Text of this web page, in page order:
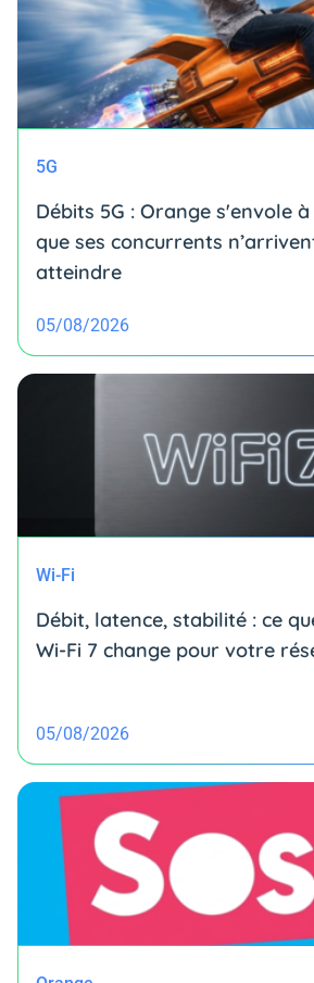
5G
Débits 5G : Orange s'envole
que ses concurrents
atteindre
05/08/2026
Wi-Fi
Débit, latence, stabilité : ce
Wi-Fi 7 change pour votre
05/08/2026